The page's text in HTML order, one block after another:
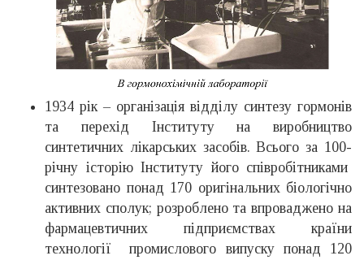
1934 рік – організація відділу синтезу гормонів
та перехід Інституту на виробництво
синтетичних лікарських засобів. Всього за 100-
річну історію Інституту його співробітниками
синтезовано понад 170 оригінальних біологічно
активних сполук; розроблено та впроваджено на
фармацевтичних підприємствах країни
технології промислового випуску понад 120